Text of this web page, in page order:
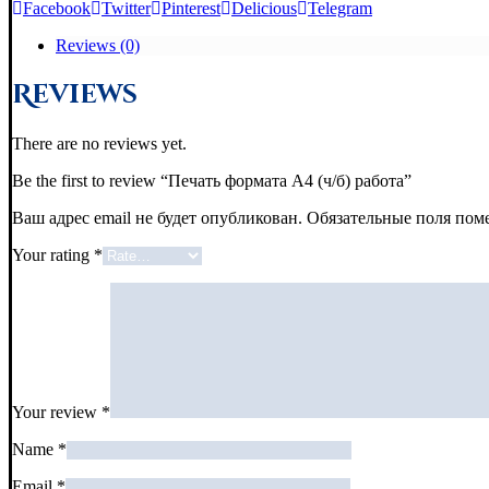
Facebook Twitter Pinterest Delicious Telegram
Reviews (0)
Reviews
There are no reviews yet.
Be the first to review “Печать формата А4 (ч/б) работа”
Ваш адрес email не будет опубликован. Обязательные поля
Your rating *
Your review *
Name *